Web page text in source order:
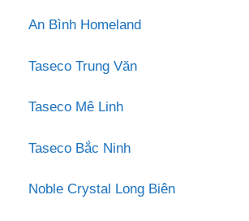
An Bình Homeland
Taseco Trung Văn
Taseco Mê Linh
Taseco Bắc Ninh
Noble Crystal Long Biên